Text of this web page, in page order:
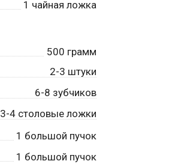
1 чайная ложка
500 грамм
2-3 штуки
6-8 зубчиков
3-4 столовые ложки
1 большой пучок
1 большой пучок